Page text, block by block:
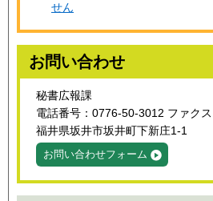
せん
お問い合わせ
秘書広報課
電話番号：0776-50-3012 ファク
福井県坂井市坂井町下新庄1-1
お問い合わせフォーム